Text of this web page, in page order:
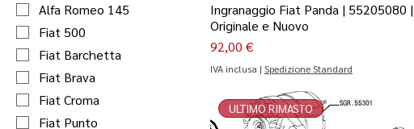
Alfa Romeo 145
Fiat 500
Fiat Barchetta
Fiat Brava
Fiat Croma
Fiat Punto
Ingranaggio Fiat Panda | 55205080 |
Originale e Nuovo
Prezzo
92,00 €
IVA inclusa | Spedizione Standard
ULTIMO RIMASTO